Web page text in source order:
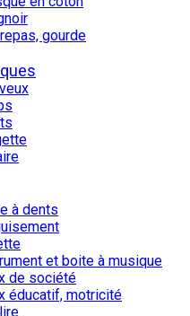
gourde
à dents
et boite à musique
de société
éducatif, motricité